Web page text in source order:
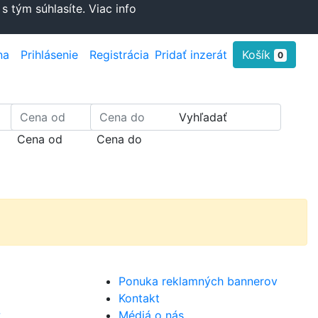
tým súhlasíte. Viac info
Pridať inzerát Košík 0
Prihlásenie Registrácia
Cena od Cena do
Vyhľadať
Ponuka reklamných bannerov
Kontakt
Médiá o nás